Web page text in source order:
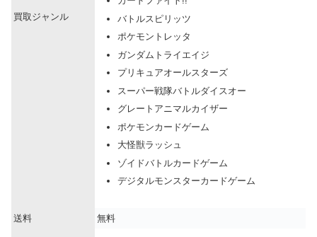
買取ジャンル
バトルスピリッツ
ポケモントレッタ
ガンダムトライエイジ
プリキュアオールスターズ
スーパー戦隊バトルダイスオー
グレートアニマルカイザー
ポケモンカードゲーム
大怪獣ラッシュ
ゾイドバトルカードゲーム
デジタルモンスターカードゲーム
送料 無料